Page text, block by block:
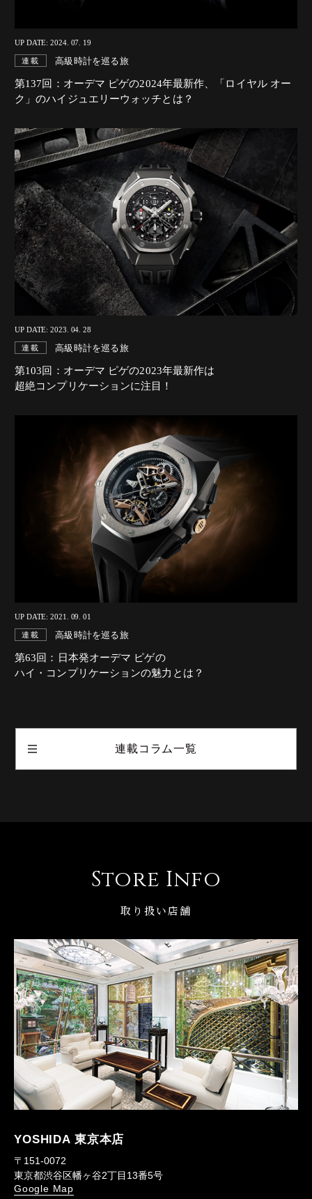
UP DATE: 2024. 07. 19
連載 高級時計を巡る旅
第137回：オーデマ ピゲの2024年最新作、「ロイヤル オー
ク」のハイジュエリーウォッチとは？
UP DATE: 2023. 04. 28
連載 高級時計を巡る旅
第103回：オーデマ ピゲの2023年最新作は
超絶コンプリケーションに注目！
UP DATE: 2021. 09. 01
連載 高級時計を巡る旅
第63回：日本発オーデマ ピゲの
ハイ・コンプリケーションの魅力とは？
連載コラム一覧
Store Info
取り扱い店舗
YOSHIDA 東京本店
〒151-0072
東京都渋谷区幡ヶ谷2丁目13番5号
Google Map